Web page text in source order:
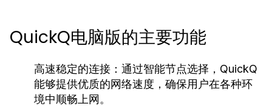
QuickQ电脑版的主要功能
高速稳定的连接： 通过智能节点选择，QuickQ
能够提供优质的网络速度，确保用户在各种环
境中顺畅上网。